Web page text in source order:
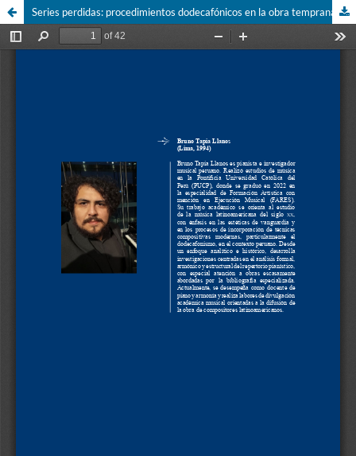
Series perdidas: procedimientos dodecafónicos en la obra temprana de Celso Garrido-Lecca. Análisis musical de Orden n.º 1 para piano (1953)